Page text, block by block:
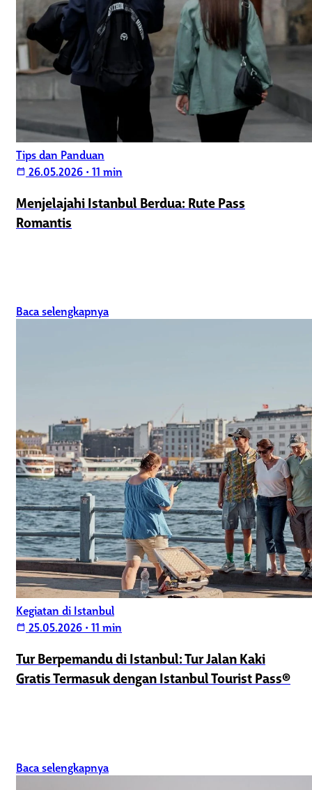
Tips dan Panduan
calendar_today 26.05.2026 • 11 min
Menjelajahi Istanbul Berdua: Rute Pass
Romantis
Baca selengkapnya
Kegiatan di Istanbul
calendar_today 25.05.2026 • 11 min
Tur Berpemandu di Istanbul: Tur Jalan Kaki
Gratis Termasuk dengan Istanbul Tourist Pass®
Baca selengkapnya